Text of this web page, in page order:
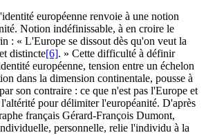
européenne renvoie à une notion
Notion indéfinissable, à en croire le
: « L'Europe se dissout dès qu'on veut la
distincte[6]. » Cette difficulté à définir
européenne, tension entre un échelon
dans la dimension continentale, pousse à
son contraire : ce que n'est pas l'Europe et
l'altérité pour délimiter l'européanité. D'après
français Gérard-François Dumont,
personnelle, relie l'individu à la